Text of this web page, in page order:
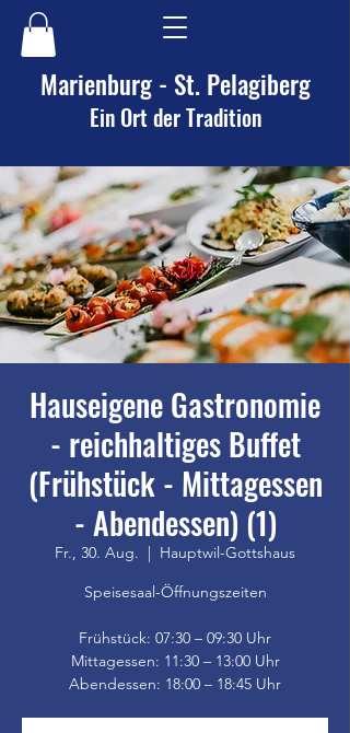
Marienburg - St. Pelagiberg
Ein Ort der Tradition
Hauseigene Gastronomie
- reichhaltiges Buffet
(Frühstück - Mittagessen
- Abendessen) (1)
Fr., 30. Aug.
  |
Hauptwil-Gottshaus
Speisesaal-Öffnungszeiten
Frühstück: 07:30 – 09:30 Uhr
Mittagessen: 11:30 – 13:00 Uhr